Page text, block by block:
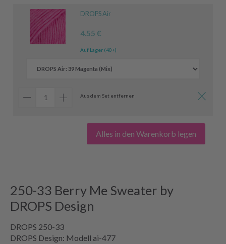
DROPS Air
4.55 €
Auf Lager (40+)
Aus dem Set entfernen
Alles in den Warenkorb legen
250-33 Berry Me Sweater by
DROPS Design
DROPS 250-33
DROPS Design: Modell ai-477